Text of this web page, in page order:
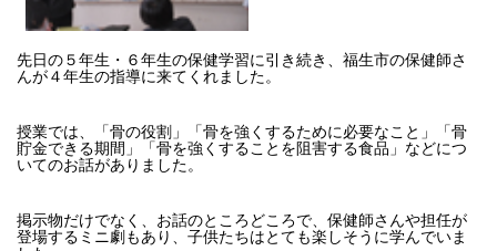
先日の５年生・６年生の保健学習に引き続き、福生市の保健師さ
んが４年生の指導に来てくれました。
授業では、「骨の役割」「骨を強くするために必要なこと」「骨
貯金できる期間」「骨を強くすることを阻害する食品」などにつ
いてのお話がありました。
掲示物だけでなく、お話のところどころで、保健師さんや担任が
登場するミニ劇もあり、子供たちはとても楽しそうに学んでいま